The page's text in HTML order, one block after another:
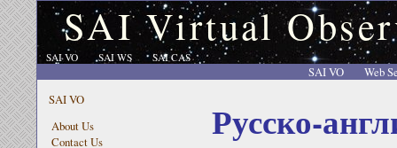
SAI Virtual
SAI VO SAI WS SAI CAS
SAI VO
Web
SAI VO
About Us
Contact Us
Русско-